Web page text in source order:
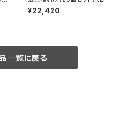
車用傘型サンシェード 10本骨
遮熱 UV対策 V字カット 収納カ
¥22,420
一覧に戻る